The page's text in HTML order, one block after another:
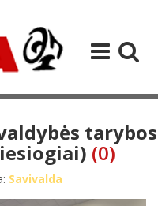
tarybos
(0)
Savivalda